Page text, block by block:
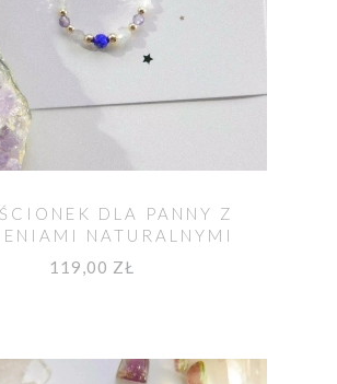
DLA PANNY Z
NATURALNYMI
119,00 ZŁ